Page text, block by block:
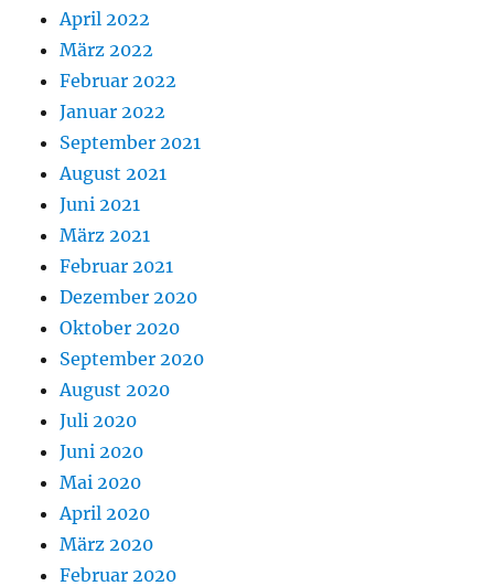
April 2022
März 2022
Februar 2022
Januar 2022
September 2021
August 2021
Juni 2021
März 2021
Februar 2021
Dezember 2020
Oktober 2020
September 2020
August 2020
Juli 2020
Juni 2020
Mai 2020
April 2020
März 2020
Februar 2020